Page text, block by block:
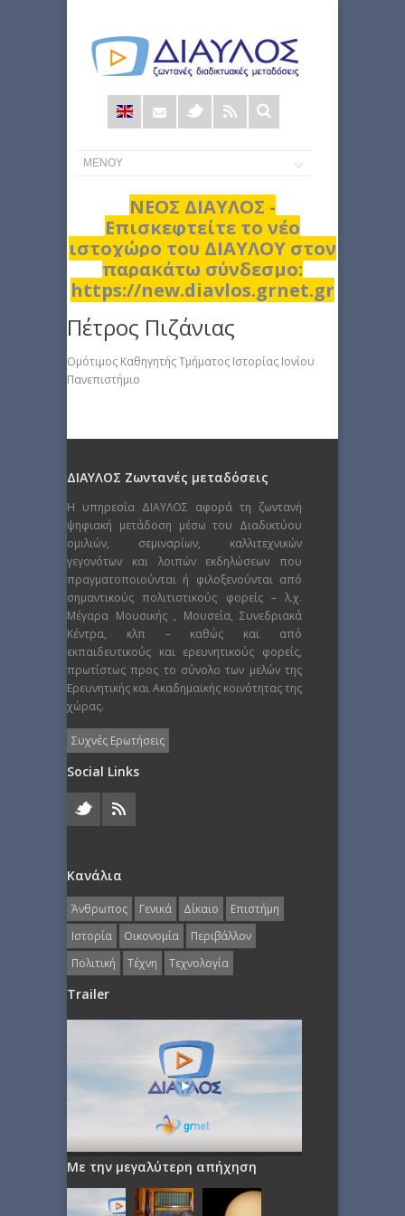
Φόρμα
αναζήτησης
ΝΕΟΣ ΔΙΑΥΛΟΣ -
Επισκεφτείτε το νέο
ιστοχώρο του ΔΙΑΥΛΟΥ στον
παρακάτω σύνδεσμο:
https://new.diavlos.grnet.gr
Πέτρος Πιζάνιας
Ομότιμος Καθηγητής Τμήματος Ιστορίας Ιονίου
Πανεπιστήμιο
ΔΙΑΥΛΟΣ Ζωντανές μεταδόσεις
Η υπηρεσία ΔΙΑΥΛΟΣ αφορά τη ζωντανή
ψηφιακή μετάδοση μέσω του Διαδικτύου
ομιλιών, σεμιναρίων, καλλιτεχνικών
γεγονότων και λοιπών εκδηλώσεων που
πραγματοποιούνται ή φιλοξενούνται από
σημαντικούς πολιτιστικούς φορείς – λ.χ.
Μέγαρα Μουσικής , Μουσεία, Συνεδριακά
Κέντρα, κλπ – καθώς και από
εκπαιδευτικούς και ερευνητικούς φορείς,
πρωτίστως προς το σύνολο των μελών της
Ερευνητικής και Ακαδημαϊκής κοινότητας της
χώρας.
Συχνές Ερωτήσεις
Social Links
Κανάλια
Άνθρωπος Γενικά Δίκαιο
Επιστήμη
Ιστορία
Οικονομία
Περιβάλλον
Πολιτική
Τέχνη Τεχνολογία
Trailer
Με την μεγαλύτερη απήχηση